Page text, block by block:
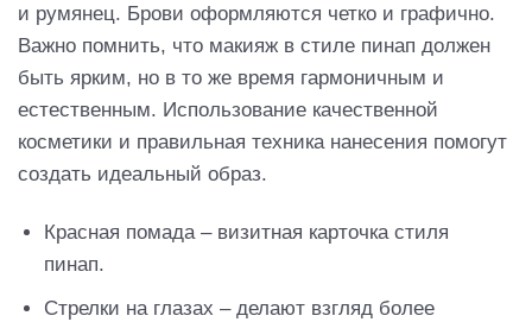
и румянец. Брови оформляются четко и графично.
Важно помнить, что макияж в стиле пинап должен
быть ярким, но в то же время гармоничным и
естественным. Использование качественной
косметики и правильная техника нанесения помогут
создать идеальный образ.
Красная помада – визитная карточка стиля
пинап.
Стрелки на глазах – делают взгляд более